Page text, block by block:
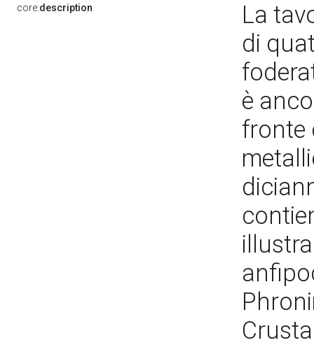
core:description
La
di
è
fronte